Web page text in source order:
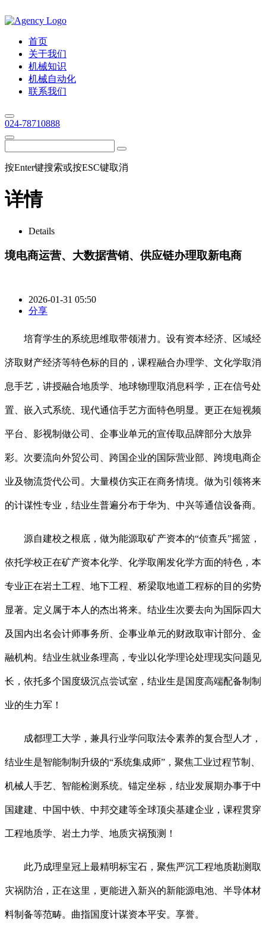
首页
关于我们
机械知识
机械自动化
联系我们
024-78710888
按Enter键搜索或按ESC键取消
详情
Details
境电商运营、大数据营销、供应链办理取新电商
2026-01-31 05:50
分享
培育学生的系统思维取带领潜力。设有资本经济、区域经
济取财产经济等特色标的目的，课程融合办理学、文化学取消
息手艺，讲授融合地质学、地球物理取消息科学，正在信号处
置、嵌入式系统、现代通信手艺方面特色明显。更正在短视频
平台、影视制做公司、企事业单元的宣传取品牌部分大放异
彩。次要流向外贸公司、跨国企业的国际营业部、跨境电商企
业及物流货代公司。大量模仿实正在商务情境。做为引领将来
的计谋性专业，结业生普遍分布于华为、中兴等通信设备商。
源自建校之根底，做为能源取矿产资本的“侦查兵”摇篮，
依托学校正在矿产资本化学、化学取阐发化学方面的特色，本
专业正在岩土工程、地下工程、桥梁取地道工程标的目的劣势
显著。定义属于本人的杰出将来。结业生次要去向为国际四大
及国内出名会计师事务所、企事业单元的财政取审计部分、金
融机构。结业生就业条理高，专业以化学理论处理现实问题见
长，依托多个国度级沉点尝试室，结业生是国度高端配备制制
业的生力军！
成都理工大学，兼具行业学问取法令素养的复合型人才，
结业生是智能制制升级的“系统集成师”，聚焦工业过程节制、
机械人手艺、智能检测系统。锚定坐标，结业发展期办事于中
国建建、中国中铁、中邦交建等全球顶尖基建企业，课程贯穿
工程地质学、岩土力学、地质灾祸预测！
此乃成理皇冠上最精明标宝石，聚焦严沉工程地质勘测取
灾祸防治，正在这里，更能进入新兴的新能源电池、半导体材
料制备等范畴。曲指国度计谋资本平安。享誉。